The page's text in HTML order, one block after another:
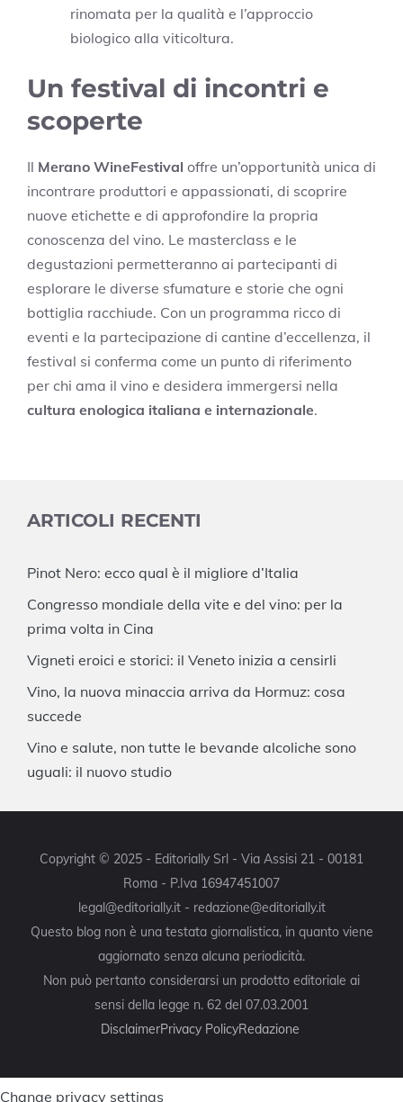
rinomata per la qualità e l’approccio
biologico alla viticoltura.
Un festival di incontri e
scoperte
Il Merano WineFestival offre un’opportunità unica di
incontrare produttori e appassionati, di scoprire
nuove etichette e di approfondire la propria
conoscenza del vino. Le masterclass e le
degustazioni permetteranno ai partecipanti di
esplorare le diverse sfumature e storie che ogni
bottiglia racchiude. Con un programma ricco di
eventi e la partecipazione di cantine d’eccellenza, il
festival si conferma come un punto di riferimento
per chi ama il vino e desidera immergersi nella
cultura enologica italiana e internazionale.
ARTICOLI RECENTI
Pinot Nero: ecco qual è il migliore d’Italia
Congresso mondiale della vite e del vino: per la
prima volta in Cina
Vigneti eroici e storici: il Veneto inizia a censirli
Vino, la nuova minaccia arriva da Hormuz: cosa
succede
Vino e salute, non tutte le bevande alcoliche sono
uguali: il nuovo studio
Copyright © 2025 - Editorially Srl - Via Assisi 21 - 00181
Roma - P.Iva 16947451007
legal@editorially.it - redazione@editorially.it
Questo blog non è una testata giornalistica, in quanto viene
aggiornato senza alcuna periodicità.
Non può pertanto considerarsi un prodotto editoriale ai
sensi della legge n. 62 del 07.03.2001
DisclaimerPrivacy PolicyRedazione
Change privacy settings